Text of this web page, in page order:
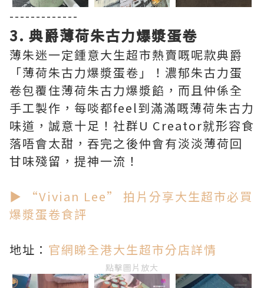
-------------
3. 典爵薄荷朱古力爆漿蛋卷
薄朱迷一定鍾意大生超市熱賣嘅呢款典爵
「薄荷朱古力爆漿蛋卷」！濃郁朱古力蛋
卷包覆住薄荷朱古力爆漿餡，而且仲係全
手工製作，每啖都feel到滿滿嘅薄荷朱古力
味道，誠意十足！社群U Creator就形容食
落唔會太甜，吞完之後仲會有淡淡薄荷回
甘味殘留，提神一流！
▶ “Vivian Lee” 拍片分享大生超市必買
爆漿蛋卷食評
地址： 官網睇全港大生超市分店詳情
點擊圖片放大